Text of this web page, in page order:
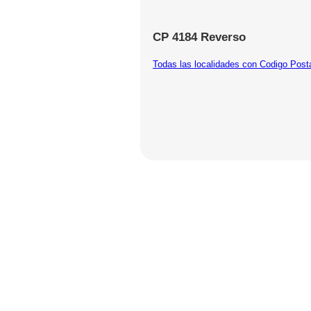
CP 4184 Reverso
Todas las localidades con Codigo